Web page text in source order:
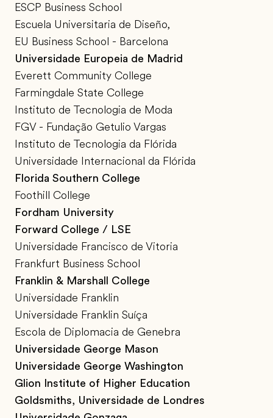
ESCP Business School
Escuela Universitaria de Diseño,
EU Business School - Barcelona
Universidade Europeia de Madrid
Everett Community College
Farmingdale State College
Instituto de Tecnologia de Moda
FGV - Fundação Getulio Vargas
Instituto de Tecnologia da Flórida
Universidade Internacional da Flórida
Florida Southern College
Foothill College
Fordham University
Forward College / LSE
Universidade Francisco de Vitoria
Frankfurt Business School
Franklin & Marshall College
Universidade Franklin
Universidade Franklin Suíça
Escola de Diplomacia de Genebra
Universidade George Mason
Universidade George Washington
Glion Institute of Higher Education
Goldsmiths, Universidade de Londres